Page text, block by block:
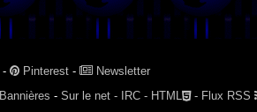
- Pinterest -
Newsletter
Bannières -Sur le net - IRC - HTML - Flux RSS